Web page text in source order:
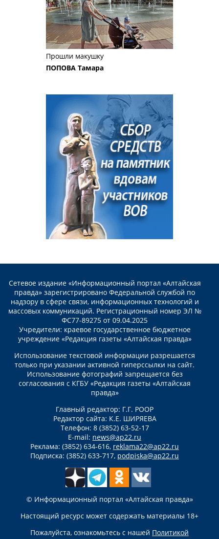
Прошли макушку
ПОПОВА Тамара
Сетевое издание «Информационный портал «Алтайская
правда» зарегистрировано Федеральной службой по
надзору в сфере связи, информационных технологий и
массовых коммуникаций. Регистрационный номер ЭЛ №
ФС77-89275 от 09.04.2025
Учредители: краевое государственное бюджетное
учреждение «Редакция газеты «Алтайская правда»
Использование текстовой информации разрешается
только при указании активной гиперссылки на сайт.
Использование фотографий запрещается без
согласования с КГБУ «Редакция газеты «Алтайская
правда»
Главный редактор: Г.Г. РООР
Редактор сайта: К.Е. ШИРЯЕВА
Телефон: 8 (3852) 63-52-17
E-mail: news@ap22.ru
Реклама: (3852) 634-616, reklama22@ap22.ru
Подписка: (3852) 633-717, podpiska@ap22.ru
© Информационный портал «Алтайская правда»
Настоящий ресурс может содержать материалы 18+
Пожалуйста, ознакомьтесь с нашей Политикой